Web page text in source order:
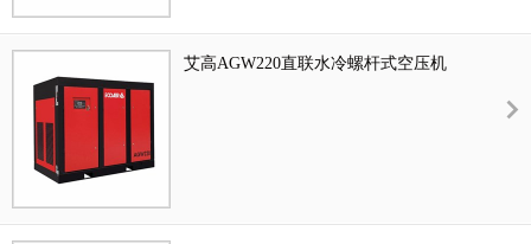
艾高AGW220直联水冷螺杆式空压机